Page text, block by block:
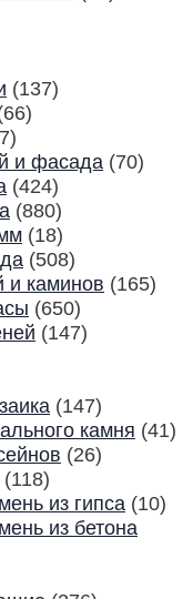
(137)
и фасада (70)
(424)
(880)
(18)
(508)
и каминов (165)
(650)
(147)
(147)
камня (41)
(26)
(118)
из гипса (10)
из бетона